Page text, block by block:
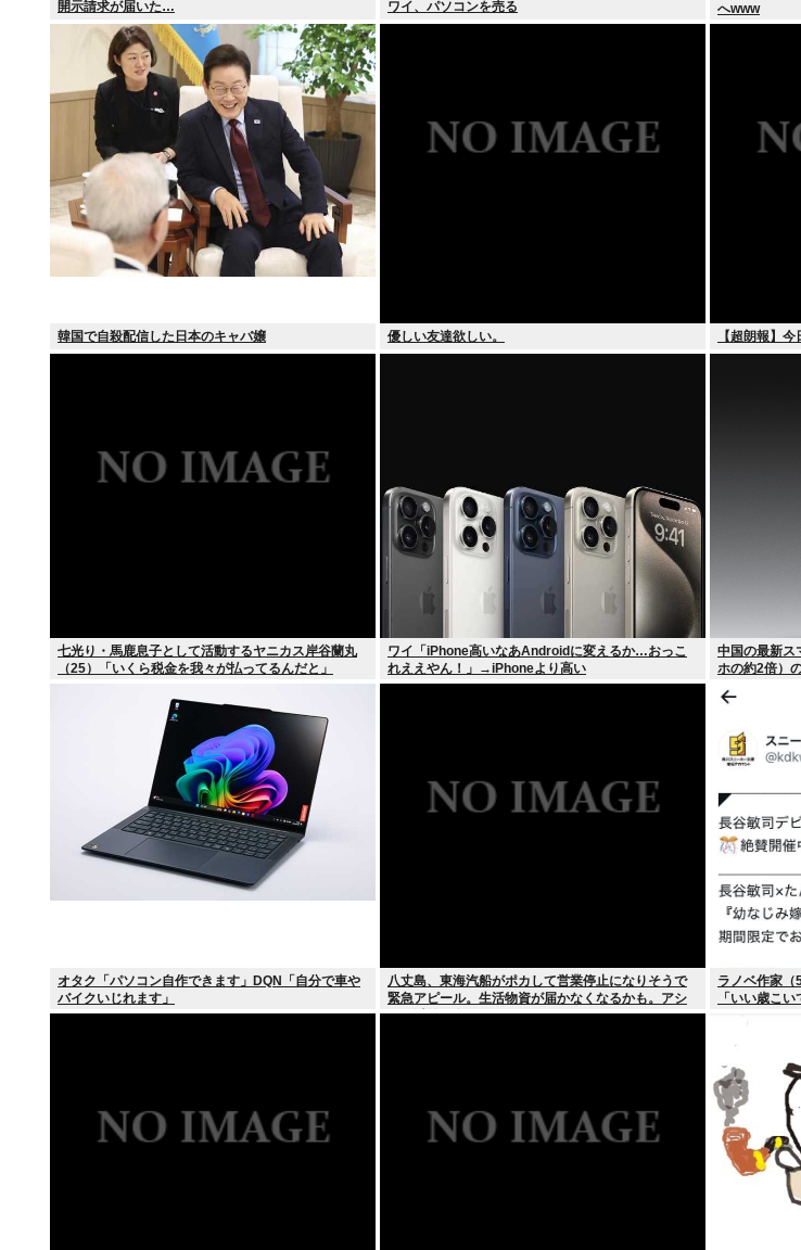
開示請求が届いた… ワイ、パソコンを売る へwww
韓国で自殺配信した日本のキャバ嬢 優しい友達欲しい。 【超朗報】
七光り・馬鹿息子として活動するヤニカス岸谷蘭丸
（25）「いくら税金を我々が払ってるんだと」
ワイ「iPhone高いなあAndroidに変えるか…おっこ
れええやん！」→iPhoneより高い
中国の最新ス
ホの約2倍）
オタク「パソコン自作できます」DQN「自分で車や
バイクいじれます」
八丈島、東海汽船がポカして営業停止になりそうで
緊急アピール。生活物資が届かなくなるかも。アシ
タバ以外に食うものがねえ
ラノベ作家（
「いい歳こ